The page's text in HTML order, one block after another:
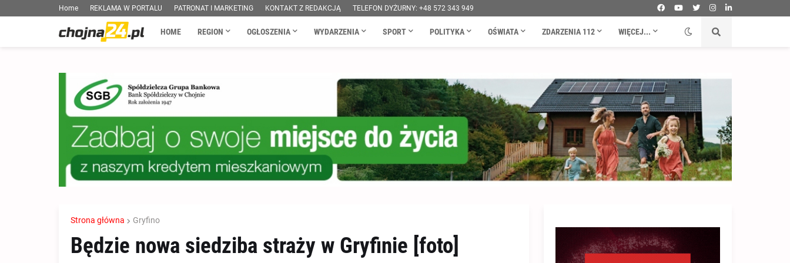
Home REKLAMA W PORTALU PATRONAT I MARKETING KONTAKT Z REDAKCJĄ TELEFON DYŻURNY: +48 572 343 949
HOME REGION OGŁOSZENIA WYDARZENIA SPORT POLITYKA OŚWIATA ZDARZENIA 112 WIĘCEJ...
Strona główna Gryfino
Będzie nowa siedziba straży w Gryfinie [foto]